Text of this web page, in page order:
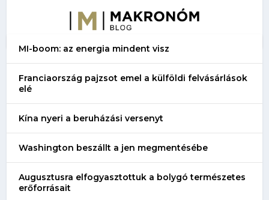
MI-boom: az energia mindent visz
Franciaország pajzsot emel a külföldi felvásárlások
elé
Kína nyeri a beruházási versenyt
Washington beszállt a jen megmentésébe
Augusztusra elfogyasztottuk a bolygó természetes
erőforrásait